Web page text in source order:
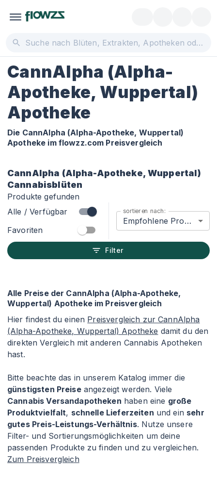
CannAlpha (Alpha-
Apotheke, Wuppertal)
Apotheke
Die CannAlpha (Alpha-Apotheke, Wuppertal)
Apotheke im flowzz.com Preisvergleich
CannAlpha (Alpha-Apotheke, Wuppertal)
Cannabisblüten
Produkte gefunden
Alle / Verfügbar
Favoriten
sortieren nach:
Empfohlene Produkte
Filter
Alle Preise der CannAlpha (Alpha-Apotheke,
Wuppertal) Apotheke im Preisvergleich
Hier findest du einen Preisvergleich zur CannAlpha
(Alpha-Apotheke, Wuppertal) Apotheke damit du den
direkten Vergleich mit anderen Cannabis Apotheken
hast.
Bitte beachte das in unserem Katalog immer die
günstigsten Preiseangezeigt werden. Viele
Cannabis Versandapotheken haben eine große
Produktvielfalt, schnelle Lieferzeiten und ein sehr
gutes Preis-Leistungs-Verhältnis. Nutze unsere
Filter- und Sortierungsmöglichkeiten um deine
passenden Produkte zu finden und zu vergleichen.
Zum Preisvergleich